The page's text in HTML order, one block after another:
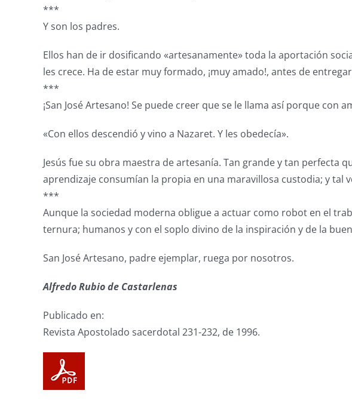
***
Y son los padres.
Ellos han de ir dosificando «artesanamente» toda la aportación
les crece. Ha de estar muy formado, ¡muy amado!, antes de
***
¡San José Artesano! Se puede creer que se le llama así porque
«Con ellos descendió y vino a Nazaret. Y les obedecía».
Jesús fue su obra maestra de artesanía. Tan grande y tan perfecta
aprendizaje consumían la propia en una maravillosa custodia; y tal
***
Aunque la sociedad moderna obligue a actuar como robot en el
ternura; humanos y con el soplo divino de la inspiración y de la
San José Artesano, padre ejemplar, ruega por nosotros.
Alfredo Rubio de Castarlenas
Publicado en:
Revista Apostolado sacerdotal 231-232, de 1996.